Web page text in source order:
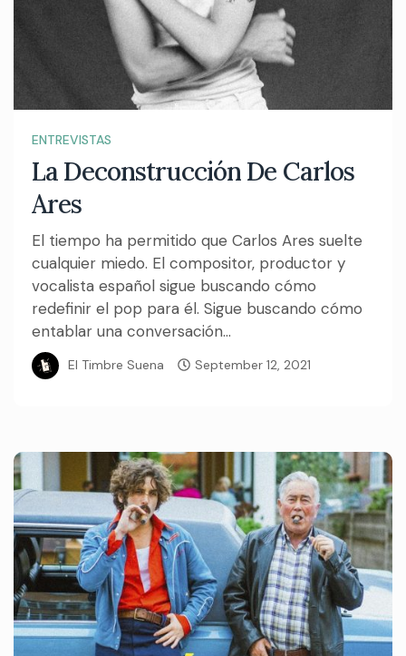
ENTREVISTAS
La Deconstrucción De Carlos
Ares
El tiempo ha permitido que Carlos Ares suelte
cualquier miedo. El compositor, productor y
vocalista español sigue buscando cómo
redefinir el pop para él. Sigue buscando cómo
entablar una conversación...
El Timbre Suena September 12, 2021